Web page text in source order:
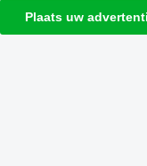
Plaats uw